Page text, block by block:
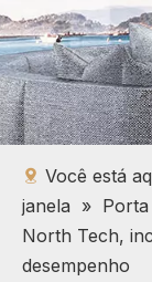
Você está
janela »
North Tech,
desempenho